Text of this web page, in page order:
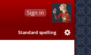
Sign in
Standard spelling